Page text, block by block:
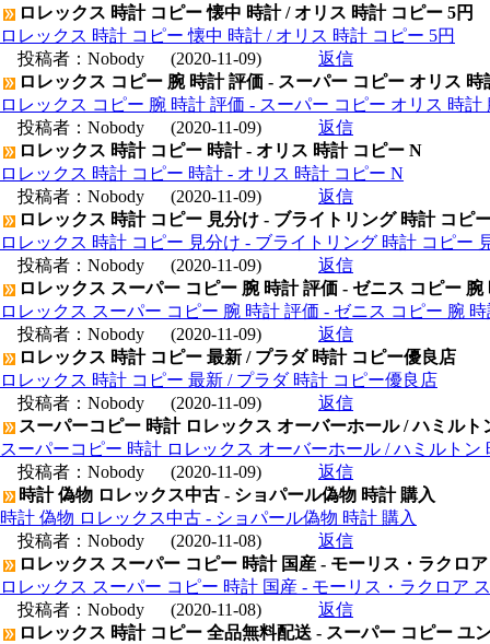
ロレックス 時計 コピー 懐中 時計 / オリス 時計 コピー 5円
ロレックス 時計 コピー 懐中 時計 / オリス 時計 コピー 5円
投稿者： Nobody (2020-11-09)
返信
ロレックス コピー 腕 時計 評価 - スーパー コピー オリス 時
ロレックス コピー 腕 時計 評価 - スーパー コピー オリス 時計
投稿者： Nobody (2020-11-09)
返信
ロレックス 時計 コピー 時計 - オリス 時計 コピー N
ロレックス 時計 コピー 時計 - オリス 時計 コピー N
投稿者： Nobody (2020-11-09)
返信
ロレックス 時計 コピー 見分け - ブライトリング 時計 コピ
ロレックス 時計 コピー 見分け - ブライトリング 時計 コピー
投稿者： Nobody (2020-11-09)
返信
ロレックス スーパー コピー 腕 時計 評価 - ゼニス コピー 腕
ロレックス スーパー コピー 腕 時計 評価 - ゼニス コピー 腕
投稿者： Nobody (2020-11-09)
返信
ロレックス 時計 コピー 最新 / プラダ 時計 コピー優良店
ロレックス 時計 コピー 最新 / プラダ 時計 コピー優良店
投稿者： Nobody (2020-11-09)
返信
スーパーコピー 時計 ロレックス オーバーホール / ハミル
スーパーコピー 時計 ロレックス オーバーホール / ハミルトン
投稿者： Nobody (2020-11-09)
返信
時計 偽物 ロレックス中古 - ショパール偽物 時計 購入
時計 偽物 ロレックス中古 - ショパール偽物 時計 購入
投稿者： Nobody (2020-11-08)
返信
ロレックス スーパー コピー 時計 国産 - モーリス・ラクロ
ロレックス スーパー コピー 時計 国産 - モーリス・ラクロア
投稿者： Nobody (2020-11-08)
返信
ロレックス 時計 コピー 全品無料配送 - スーパー コピー ユ